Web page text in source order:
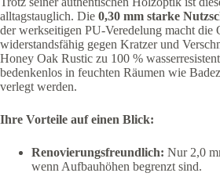
alltagstauglich. Die 0,30 mm starke
der werkseitigen PU-Veredelung macht die
widerstandsfähig gegen Kratzer und
Honey Oak Rustic zu 100 %
bedenkenlos in feuchten Räumen wie
verlegt werden.
Ihre Vorteile auf einen Blick:
Renovierungsfreundlich: Nur 2,0
wenn Aufbauhöhen begrenzt sind.